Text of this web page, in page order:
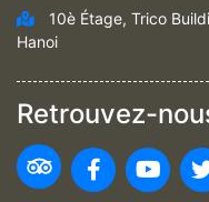
10è Étage, Trico
Hanoi
Retrouvez-